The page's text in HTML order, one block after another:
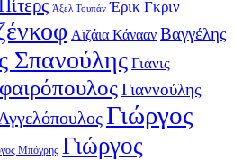
Άξελ Τουπάν Έρικ Γκριν
Αϊζάια Κάνααν Βαγγέλης
Σπανούλης Γιάνις
Γιαννούλης
Γιώργος
Μπόγρης Γιώργος